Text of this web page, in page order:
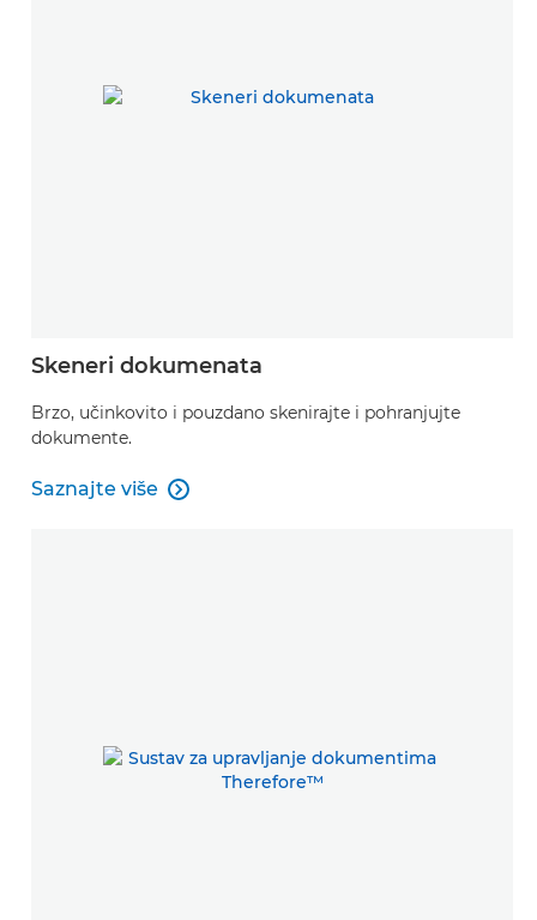
Skeneri dokumenata
Brzo, učinkovito i pouzdano skenirajte i pohranjujte
dokumente.
Saznajte više
Saznajte više
